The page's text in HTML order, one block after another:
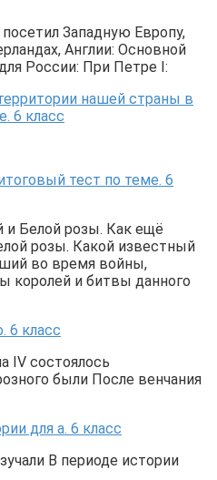
Западную Европу,
Англии: Основной
России: При Петре I:
нашей страны в
6 класс
тест по теме. 6
и Белой розы. Как ещё
розы. Какой известный
во время войны,
королей и битвы данного
6 класс
IV состоялось
были После венчания
для а. 6 класс
В периоде истории